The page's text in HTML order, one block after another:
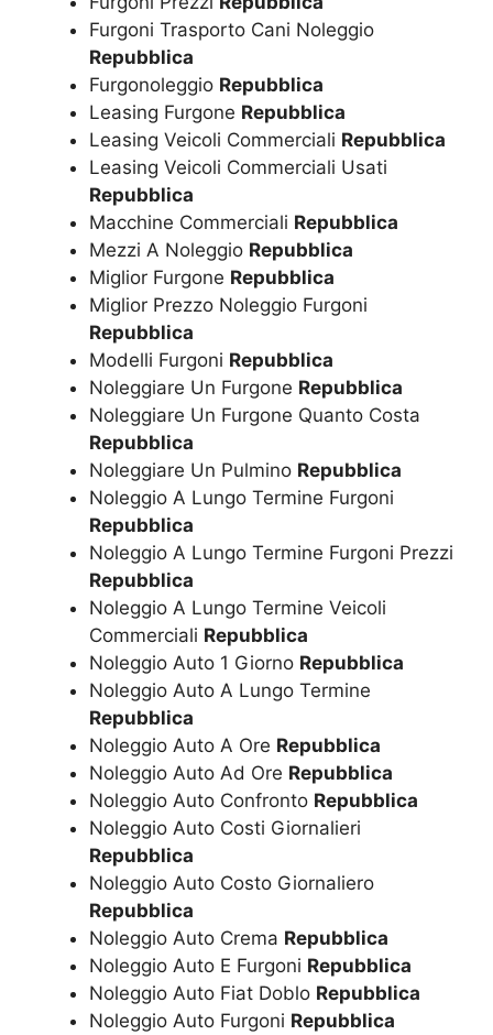
Furgoni Trasporto Cani Noleggio
Repubblica
Furgonoleggio Repubblica
Leasing Furgone Repubblica
Leasing Veicoli Commerciali Repubblica
Leasing Veicoli Commerciali Usati
Repubblica
Macchine Commerciali Repubblica
Mezzi A Noleggio Repubblica
Miglior Furgone Repubblica
Miglior Prezzo Noleggio Furgoni
Repubblica
Modelli Furgoni Repubblica
Noleggiare Un Furgone Repubblica
Noleggiare Un Furgone Quanto Costa
Repubblica
Noleggiare Un Pulmino Repubblica
Noleggio A Lungo Termine Furgoni
Repubblica
Noleggio A Lungo Termine Furgoni Prezzi
Repubblica
Noleggio A Lungo Termine Veicoli
Commerciali Repubblica
Noleggio Auto 1 Giorno Repubblica
Noleggio Auto A Lungo Termine
Repubblica
Noleggio Auto A Ore Repubblica
Noleggio Auto Ad Ore Repubblica
Noleggio Auto Confronto Repubblica
Noleggio Auto Costi Giornalieri
Repubblica
Noleggio Auto Costo Giornaliero
Repubblica
Noleggio Auto Crema Repubblica
Noleggio Auto E Furgoni Repubblica
Noleggio Auto Fiat Doblo Repubblica
Noleggio Auto Furgoni Repubblica